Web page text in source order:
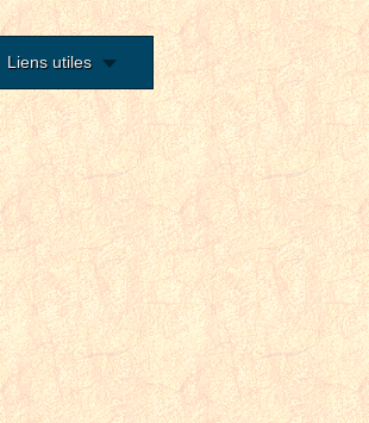
Liens utiles